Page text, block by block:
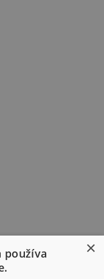
×
používa